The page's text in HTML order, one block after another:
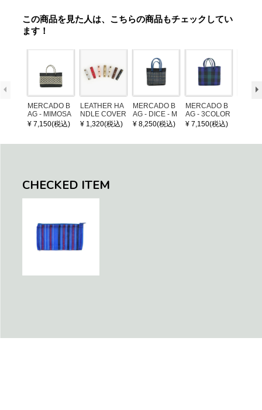
この商品を見た人は、こちらの商品もチェックしてい
ます！
MERCADO B
AG - MIMOSA
- Black / Crea
¥ 7,150(税込)
LEATHER HA
NDLE COVER
¥ 1,320(税込)
MERCADO B
AG - DICE - M
OSAIC - Black
¥ 8,250(税込)
MERCADO B
AG - 3COLOR
S CHECK - Bl
¥ 7,150(税込)
CHECKED ITEM